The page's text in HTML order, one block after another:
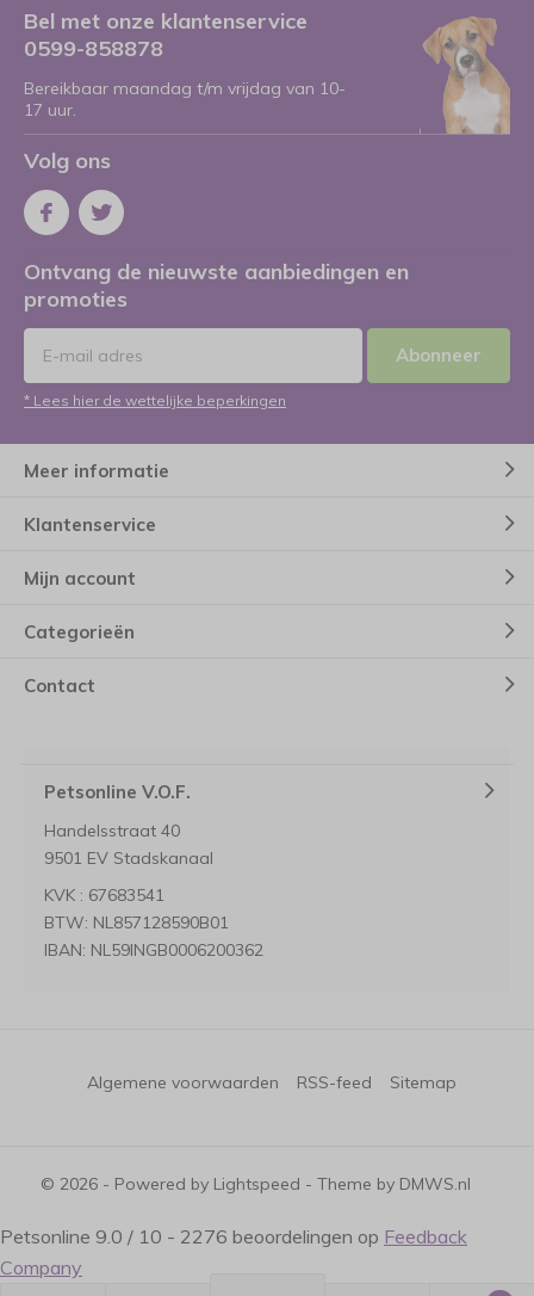
Bel met onze klantenservice
0599-858878
Bereikbaar maandag t/m vrijdag van 10-
17 uur.
Volg ons
Ontvang de nieuwste aanbiedingen en
promoties
Abonneer
* Lees hier de wettelijke beperkingen
Meer informatie
Klantenservice
Mijn account
Categorieën
Contact
Petsonline V.O.F.
Handelsstraat 40
9501 EV Stadskanaal
KVK : 67683541
BTW: NL857128590B01
IBAN: NL59INGB0006200362
© 2026 - Powered by Lightspeed - Theme by DMWS.nl
Algemene voorwaarden RSS-feed Sitemap
Petsonline 9.0 / 10 - 2276 beoordelingen op Feedback
Company